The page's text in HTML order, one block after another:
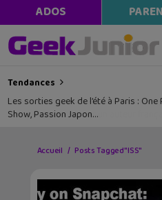
ADOS
Tendances
Les sorties geek de l’été à Paris :
Show, Passion Japon…
Accueil Posts Tagged "ISS"